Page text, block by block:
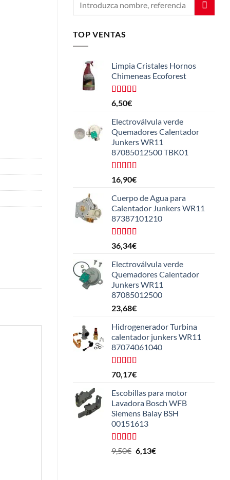
TOP VENTAS
Limpia Cristales Hornos
Chimeneas Ecoforest
Valorado
con
de 5
6,50€
Electroválvula verde
Quemadores Calentador
Junkers WR11
87085012500 TBK01
Valorado
con
de 5
16,90€
Cuerpo de Agua para
Calentador Junkers WR11
87387101210
Valorado
con
de 5
36,34€
Electroválvula verde
Quemadores Calentador
Junkers WR11
87085012500
23,68€
Hidrogenerador Turbina
calentador junkers WR11
87074061040
Valorado
con
5
70,17€
Escobillas para motor
Lavadora Bosch WFB
Siemens Balay BSH
00151613
Valorado
con
de
9,50€ El
6,13€El